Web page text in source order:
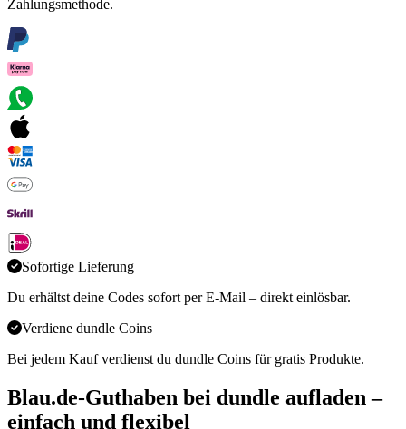
Zahlungsmethode.
Sofortige Lieferung
Du erhältst deine Codes sofort per E-Mail – direkt einlösbar.
Verdiene dundle Coins
Bei jedem Kauf verdienst du dundle Coins für gratis Produkte.
Blau.de-Guthaben bei dundle aufladen –
einfach und flexibel